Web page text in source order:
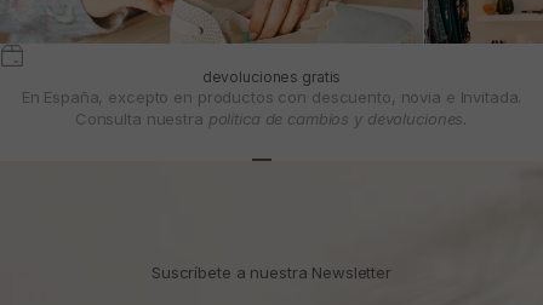
devoluciones gratis
En España, excepto en productos con descuento, novia e Invitada.
Consulta nuestra política de cambios y devoluciones.
Suscríbete a nuestra Newsletter